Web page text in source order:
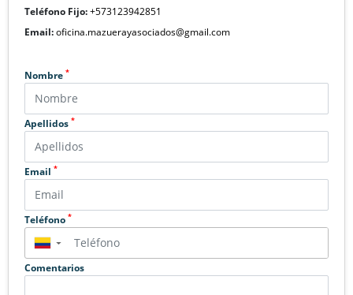
Teléfono Fijo:+573123942851
Email:oficina.mazuerayasociados@gmail.com
Nombre *
Apellidos *
Email *
Teléfono *
▼
Comentarios